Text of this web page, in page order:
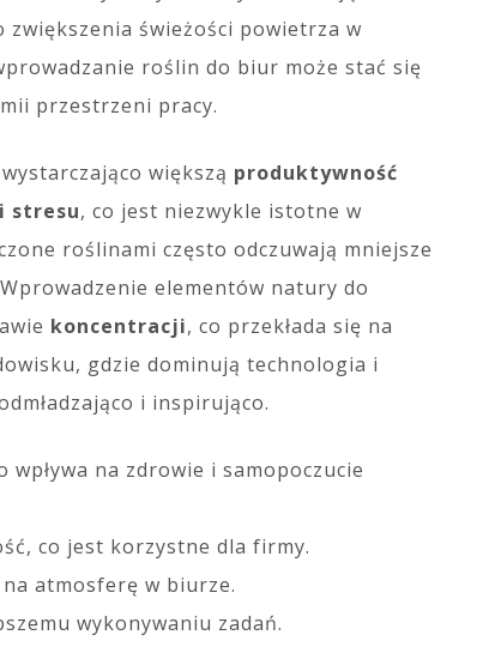
świeżości powietrza w
roślin do biur może stać się
przestrzeni pracy.
większą produktywność
stresu, co jest niezwykle istotne w
roślinami często odczuwają mniejsze
elementów natury do
koncentracji, co przekłada się na
gdzie dominują technologia i
i inspirująco.
na zdrowie i samopoczucie
co jest korzystne dla firmy.
atmosferę w biurze.
wykonywaniu zadań.